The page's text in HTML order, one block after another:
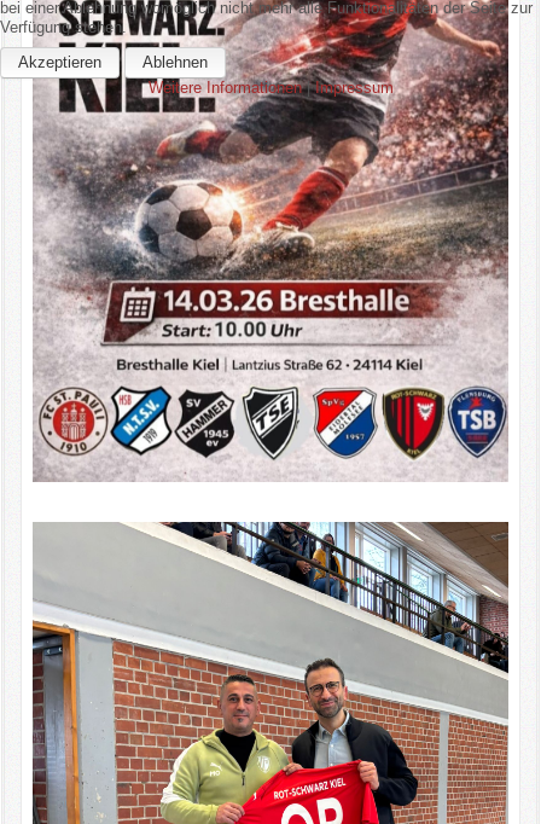
bei einer Ablehnung womöglich nicht mehr alle Funktionalitäten der Seite zur
Verfügung stehen.
Akzeptieren
Ablehnen
Weitere Informationen|Impressum